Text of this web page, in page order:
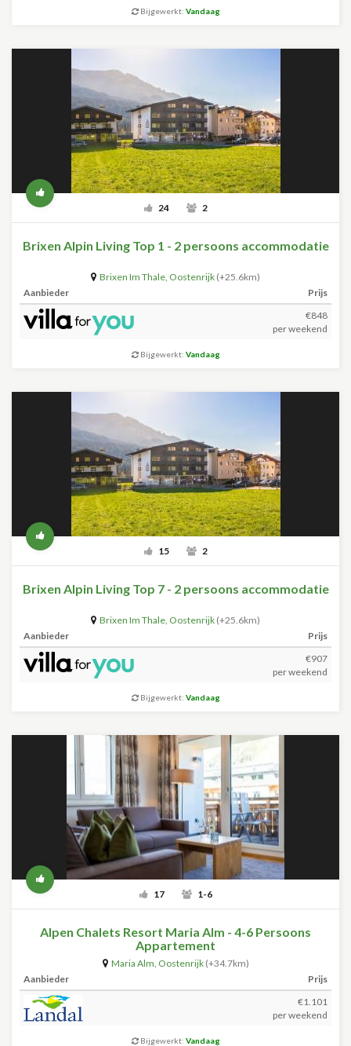
Bijgewerkt: Vandaag
24 2
Brixen Alpin Living Top 1 - 2 persoons accommodatie
Brixen Im Thale, Oostenrijk (+25.6km)
Aanbieder
Prijs
€848
per weekend
Bijgewerkt: Vandaag
15 2
Brixen Alpin Living Top 7 - 2 persoons accommodatie
Brixen Im Thale, Oostenrijk (+25.6km)
Aanbieder
Prijs
€907
per weekend
Bijgewerkt: Vandaag
17 1-6
Alpen Chalets Resort Maria Alm - 4-6 Persoons
Appartement
Maria Alm, Oostenrijk (+34.7km)
Aanbieder
Prijs
€1.101
per weekend
Bijgewerkt: Vandaag